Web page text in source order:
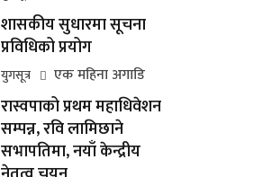
शासकीय सुधारमा सूचना
प्रविधिको प्रयोग
युगसूत्र एक महिना अगाडि
रास्वपाको प्रथम महाधिवेशन
सम्पन्न, रवि लामिछाने
सभापतिमा, नयाँ केन्द्रीय